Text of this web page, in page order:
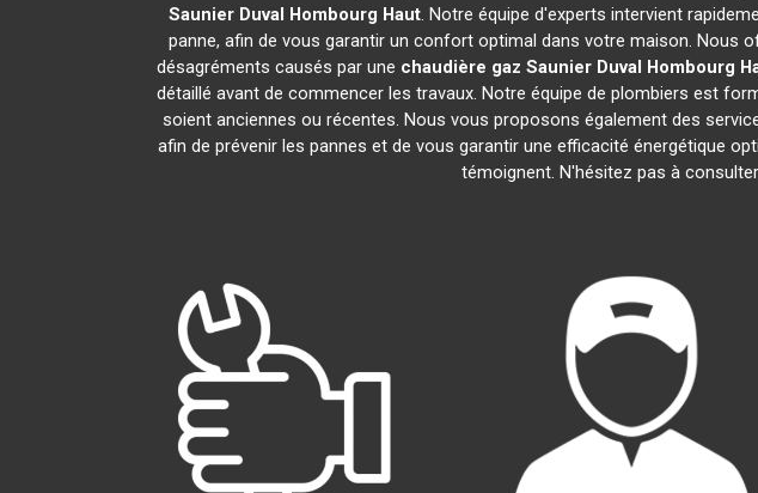
Saunier Duval Hombourg Haut. Notre équipe d'experts intervient
panne, afin de vous garantir un confort optimal dans votre maison. Nous
désagréments causés par une chaudière gaz Saunier Duval Hombourg
détaillé avant de commencer les travaux. Notre équipe de plombiers est
soient anciennes ou récentes. Nous vous proposons également des
afin de prévenir les pannes et de vous garantir une efficacité énergétique
témoignent. N'hésitez pas à